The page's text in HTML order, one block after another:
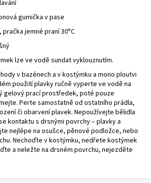
gumička v pase
pračka jemné praní 30°C
lze ve vodě sundat vyklouznutím.
v bazénech a v kostýmku a mono ploutvi
použití plavky ručně vyperte ve vodě na
gelový prací prostředek, poté pouze
Perte samostatně od ostatního prádla,
či obarvení plavek. Nepoužívejte bělidla
kontaktu s drsnými povrchy – plavky a
nejlépe na osušce, pěnové podložce, nebo
Nechoďte v kostýmku, nedřete kostýmek
a neležte na drsném povrchu, nejezděte